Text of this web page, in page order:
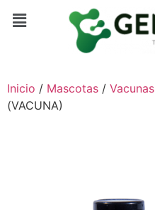
Inicio / Mascotas / Vacunas
(VACUNA)